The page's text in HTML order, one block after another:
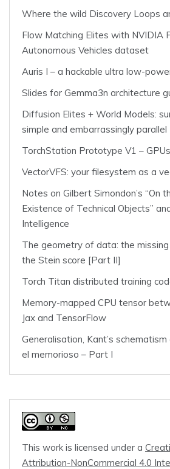
Where the wild Discovery Loops
Flow Matching Elites with NVIDIA
Autonomous Vehicles dataset
Auris I – a hackable ultra low-
Slides for Gemma3n architecture
Diffusion Elites + World Models:
simple and embarrassingly parallel
TorchStation Prototype V1 –
VectorVFS: your filesystem as a
Notes on Gilbert Simondon’s “On
Existence of Technical Objects”
Intelligence
The geometry of data: the
the Stein score [Part II]
Torch Titan distributed training
Memory-mapped CPU tensor
Jax and TensorFlow
Generalisation, Kant’s schematism
el memorioso – Part I
This work is licensed under a
Attribution-NonCommercial 4.0